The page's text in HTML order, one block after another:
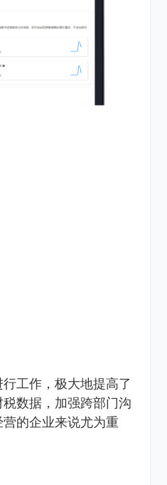
工作，极大地提高了
数据，加强跨部门沟
的企业来说尤为重